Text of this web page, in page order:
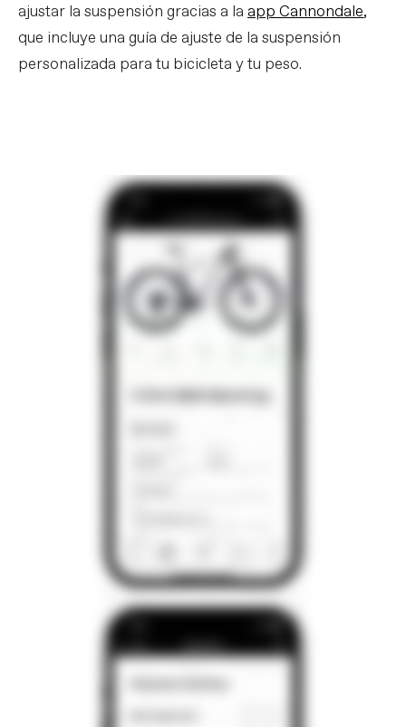
ajustar la suspensión gracias a la app Cannondale,
que incluye una guía de ajuste de la suspensión
personalizada para tu bicicleta y tu peso.